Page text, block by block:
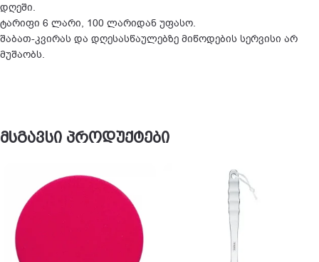
დღეში.
ტარიფი 6 ლარი, 100 ლარიდან უფასო.
შაბათ-კვირას და დღესასწაულებზე მიწოდების სერვისი არ
მუშაობს.
მსგავსი პროდუქტები